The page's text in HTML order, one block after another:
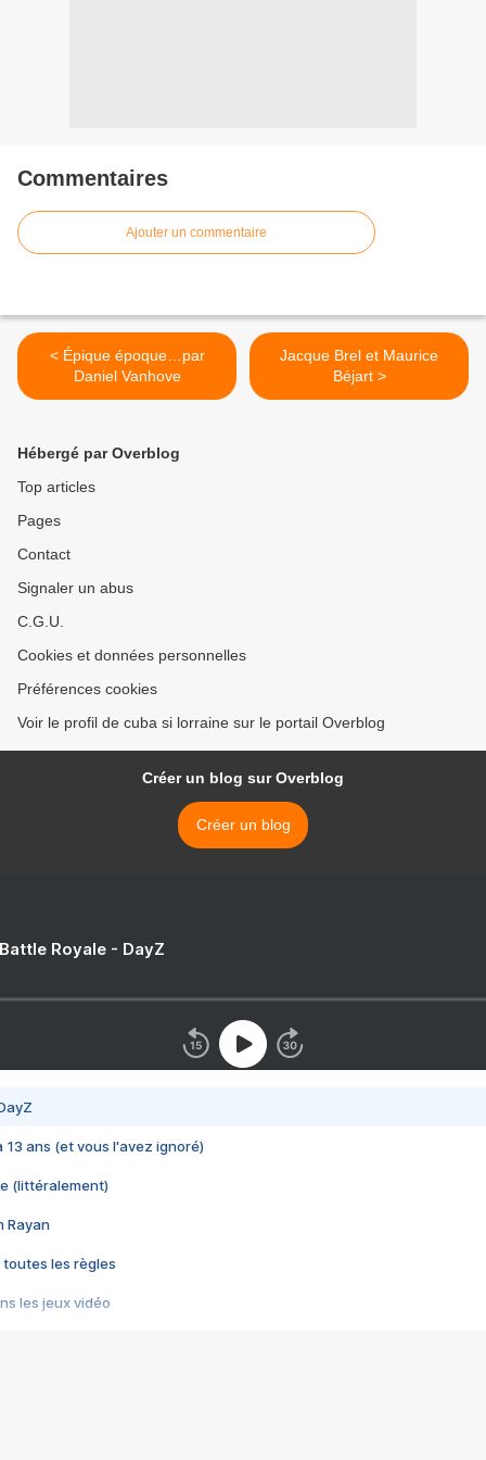
Commentaires
Ajouter un commentaire
< Épique époque…par
Daniel Vanhove
Jacque Brel et Maurice
Béjart >
Hébergé par Overblog
Top articles
Pages
Contact
Signaler un abus
C.G.U.
Cookies et données personnelles
Préférences cookies
Voir le profil de cuba si lorraine sur le portail Overblog
Créer un blog sur Overblog
Créer un blog
Royale - DayZ
13 ans (et vous l'avez ignoré)
(littéralement)
Rayan
toutes les règles
les jeux vidéo